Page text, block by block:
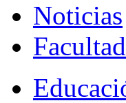
Noticias
Facultad